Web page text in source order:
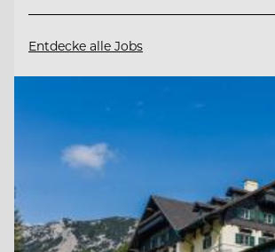
Entdecke alle Jobs